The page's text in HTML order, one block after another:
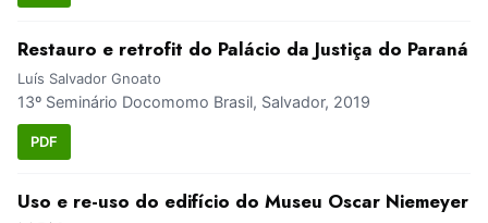
Restauro e retrofit do Palácio da Justiça do Paraná
Luís Salvador Gnoato
13º Seminário Docomomo Brasil, Salvador, 2019
PDF
Uso e re-uso do edifício do Museu Oscar Niemeyer